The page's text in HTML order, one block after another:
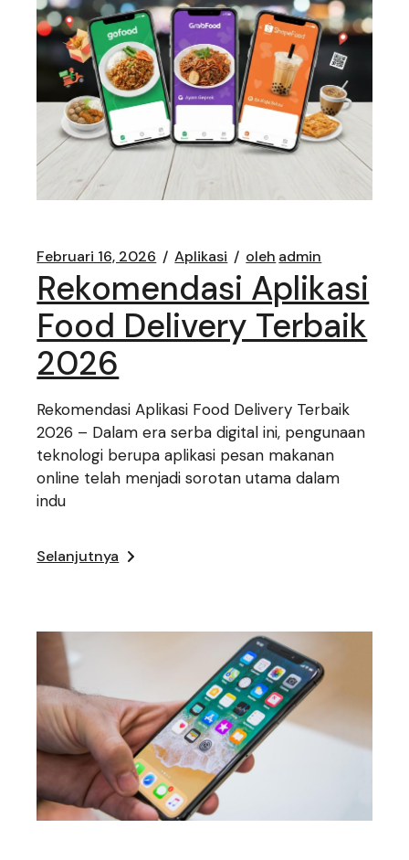
Februari 16, 2026 Aplikasi oleh admin
Rekomendasi Aplikasi
Food Delivery Terbaik
2026
Rekomendasi Aplikasi Food Delivery Terbaik
2026 – Dalam era serba digital ini, pengunaan
teknologi berupa aplikasi pesan makanan
online telah menjadi sorotan utama dalam
indu
Selanjutnya